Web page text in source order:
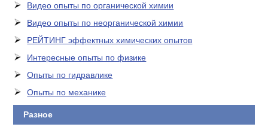
Видео опыты по органической химии
Видео опыты по неорганической химии
РЕЙТИНГ эффектных химических опытов
Интересные опыты по физике
Опыты по гидравлике
Опыты по механике
Разное